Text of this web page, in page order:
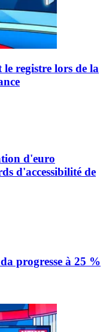
registre lors de la
d'euro
d'accessibilité de
progresse à 25 %